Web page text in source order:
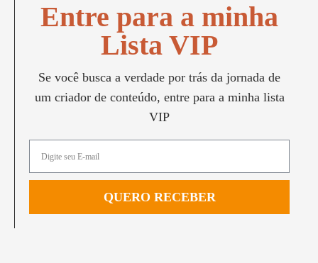
Entre para a minha
Lista VIP
Se você busca a verdade por trás da jornada de
um criador de conteúdo, entre para a minha lista
VIP
QUERO RECEBER